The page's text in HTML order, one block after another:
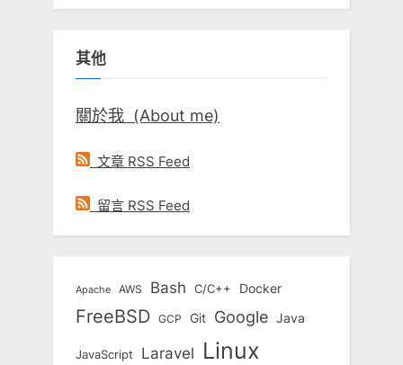
關
字:
其他
關於我 (About me)
文章 RSS Feed
留言 RSS Feed
Apache AWS Bash C/C++ Docker
FreeBSD GCP Git Google Java
JavaScript Laravel Linux